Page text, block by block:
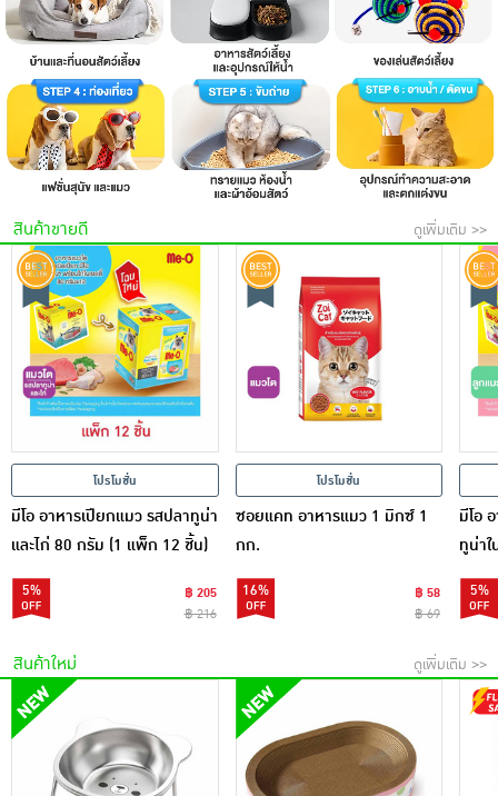
สินค้าขายดี ดูเพิ่มเติม >>
โปรโมชั่น
มีโอ อาหารเปียกแมว รสปลาทูน่า
และไก่ 80 กรัม (1 แพ็ก 12 ชิ้น)
5%
฿ 205
฿ 216
โปรโมชั่น
ซอยแคท อาหารแมว 1 มิกซ์ 1
กก.
16%
฿ 58
฿ 69
มีโอ
ทูน่า
12 ซ
5%
สินค้าใหม่ ดูเพิ่มเติม >>